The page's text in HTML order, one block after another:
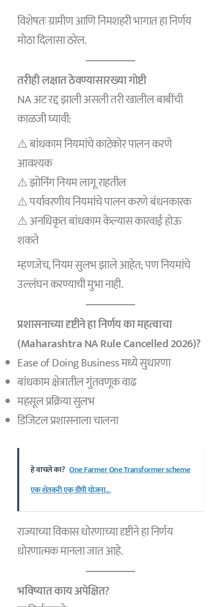
विशेषतः ग्रामीण आणि निमशहरी भागात हा निर्णय
मोठा दिलासा ठरेल.
तरीही लक्षात ठेवण्यासारख्या गोष्टी
NA अट रद्द झाली असली तरी खालील बाबींची
काळजी घ्यावी:
⚠️ बांधकाम नियमांचे काटेकोर पालन करणे
आवश्यक
⚠️ झोनिंग नियम लागू राहतील
⚠️ पर्यावरणीय नियमांचे पालन करणे बंधनकारक
⚠️ अनधिकृत बांधकाम केल्यास कारवाई होऊ
शकते
म्हणजेच, नियम सुलभ झाले आहेत; पण नियमांचे
उल्लंघन करण्याची मुभा नाही.
प्रशासनाच्या दृष्टीने हा निर्णय का महत्वाचा
(Maharashtra NA Rule Cancelled 2026)?
Ease of Doing Business मध्ये सुधारणा
बांधकाम क्षेत्रातील गुंतवणूक वाढ
महसूल प्रक्रिया सुलभ
डिजिटल प्रशासनाला चालना
हे वाचले का? One Farmer One Transformer scheme
एक शेतकरी एक डीपी योजना...
राज्याच्या विकास धोरणाच्या दृष्टीने हा निर्णय
धोरणात्मक मानला जात आहे.
भविष्यात काय अपेक्षित?